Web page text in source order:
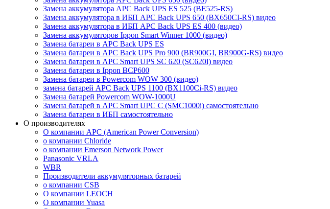
Замена аккумулятора APC Back UPS ES 525 (BE525-RS)
Замена аккумулятора в ИБП APC Back UPS 650 (BX650CI-RS) видео
Замена аккумулятора в ИБП APC Back UPS ES 400 (видео)
Замена аккумуляторов Ippon Smart Winner 1000 (видео)
Замена батареи в APC Back UPS ES
Замена батареи в APC Back UPS Pro 900 (BR900GI, BR900G-RS) видео
Замена батареи в APC Smart UPS SC 620 (SC620I) видео
Замена батареи в Ippon BCP600
Замена батареи в Powercom WOW 300 (видео)
замена батарей APC Back UPS 1100 (BX1100Ci-RS) видео
Замена батарей Powercom WOW-1000U
Замена батарей в APC Smart UPC С (SMC1000i) самостоятельно
Замена батареи в ИБП самостоятельно
О производителях
О компании APC (American Power Conversion)
о компании Chloride
о компании Emerson Network Power
Panasonic VRLA
WBR
Производители аккумуляторных батарей
о компании CSB
О компании LEOCH
О компании Yuasa